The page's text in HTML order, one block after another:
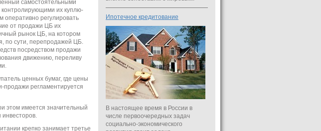
самостоятельными
их куплю-
оперативно регулировать
от продажи ЦБ их
рынок ЦБ, на котором
по сути, перепродажей ЦБ.
посредством продажи
движению, переливу
ценных бумаг, где цены
продажи регламентируется
этом имеется значительный
крепко занимает третье
Ипотечное кредитование
В настоящее время в России в
числе первоочередных задач
социально-экономического